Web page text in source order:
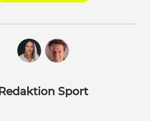
Redaktion Sport